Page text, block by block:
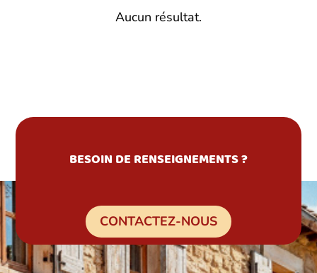
Aucun résultat.
BESOIN DE RENSEIGNEMENTS ?
CONTACTEZ-NOUS